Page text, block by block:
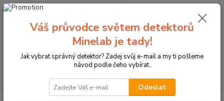
+420774877333
0 Kč
Váš průvodce světem detektorů
Minelab je tady!
Jak vybrat správný detektor? Zadej svůj e-mail a my ti pošleme
návod podle čeho vybírat.
Odeslat